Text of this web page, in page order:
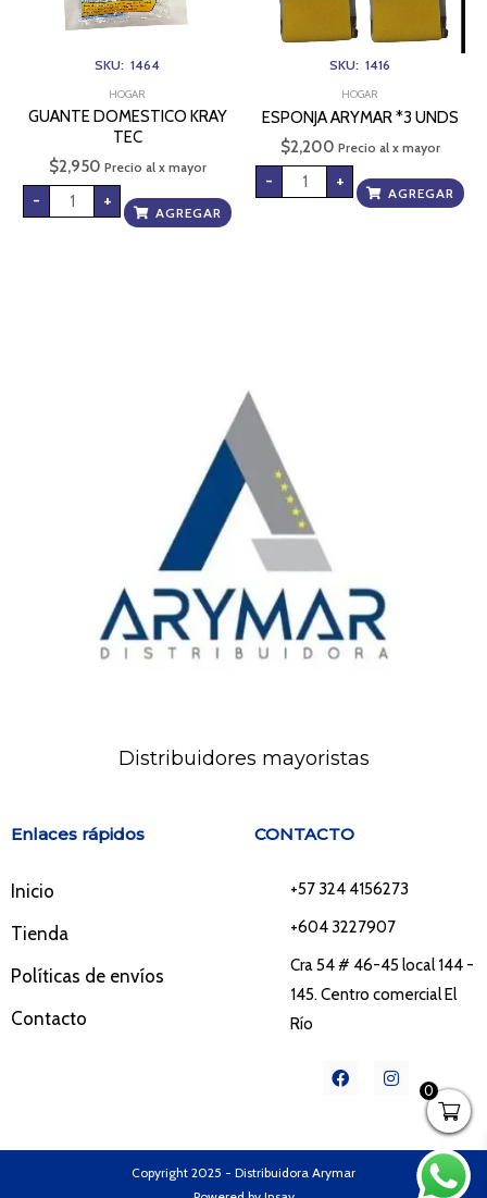
SKU: 1464
HOGAR
GUANTE DOMESTICO KRAY
TEC
$2,950 Precio al x mayor
- +
AGREGAR
SKU: 1416
HOGAR
ESPONJA ARYMAR *3 UNDS
$2,200 Precio al x mayor
- +
AGREGAR
Distribuidores mayoristas
Enlaces rápidos
Inicio
Tienda
Políticas de envíos
Contacto
CONTACTO
+57 324 4156273
+604 3227907
Cra 54 # 46-45 local 144 -
145. Centro comercial El
Río
F
a
o
o
I
n
g
Copyright 2025 - Distribuidora Arymar
0